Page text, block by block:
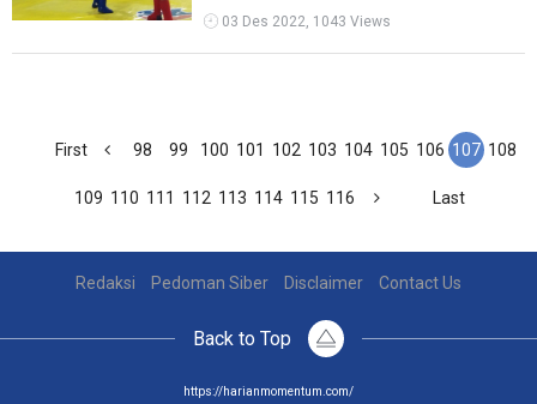
Emas pertam ...
03 Des 2022, 1043 Views
First 98 99 100 101 102 103 104 105 106 107 108
109 110 111 112 113 114 115 116 Last
Redaksi Pedoman Siber Disclaimer Contact Us
Back to Top
https://harianmomentum.com/